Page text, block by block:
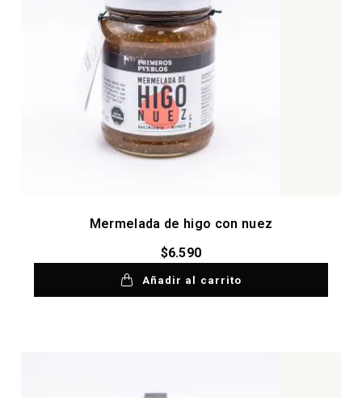
Mermelada de higo con nuez
$6.590
Añadir al carrito